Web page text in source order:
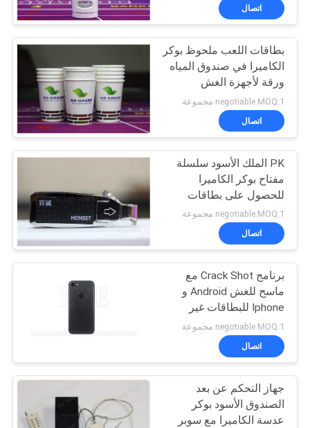
ضبط
الجودة
اتصل
طلب
اقتباس
خريطة
الموقع
PRIVACY
POLICY
لعبة البوكر محلل
54
لعبة البوكر الكاميرا
96
نظام القمار الغش
30
اتصال
بطاقات اللعب ملحوظ بوكر
الكاميرا في صندوق المياه
ورقة لأجهزة الغش
negotiable MOQ:1 مجموعة
اتصال
PK الملك الأسود سلسلة
مفتاح بوكر الكاميرا
للحصول على بطاقات
الباركود المسح الضوئي
المسح الضوئي
negotiable MOQ:1 مجموعة
اتصال
برنامج Crack Shot مع
ماسح للغش Android و
Iphone للبطاقات غير
المميزة
negotiable MOQ:1 مجموعة
اتصال
جهاز التحكم عن بعد
الصندوق الأسود بوكر
عدسة الكاميرا مع سوبر